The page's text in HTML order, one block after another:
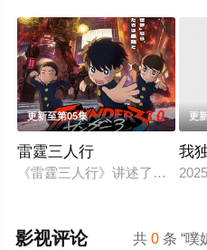
更新至第05集 3.0
雷霆三人行
《雷霆三人行》讲述了三个青
更
我
共0 条 “噗
影视评论